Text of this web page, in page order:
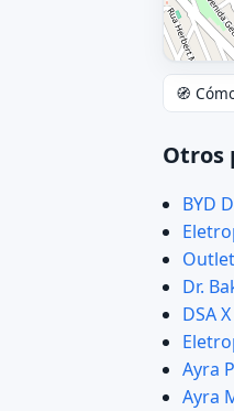
🧭
Otros
BYD
Dr.
DSA
Ayra
Ayra